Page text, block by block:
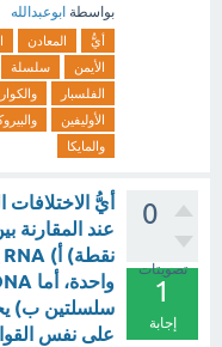
بواسطة ابوعبدالله
أيُّ المعادن
الأيمن
سلسلة
الفلسبار
الأوليفين
والمايكا
0
تصويتات
1
إجابة
أيُّ الاختلافات
على نفس